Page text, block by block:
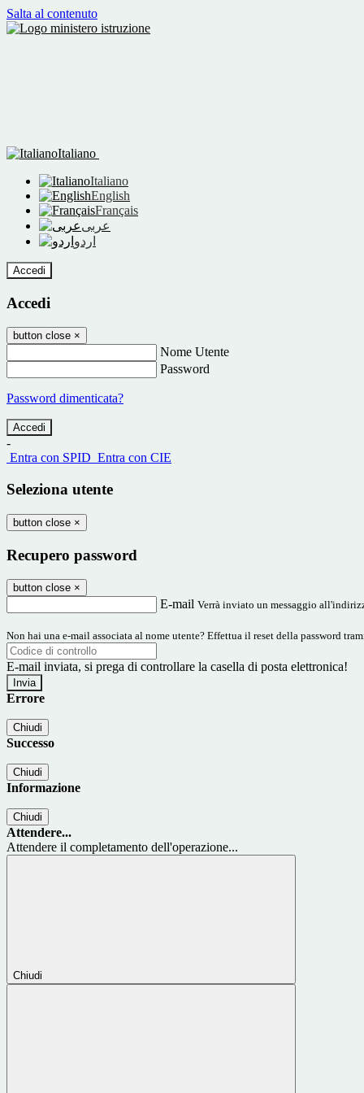
Salta al contenuto
Italiano
Italiano
English
Français
عربى
اردو
Accedi
Accedi
button close ×
Nome Utente
Password
Password dimenticata?
-
Entra con SPID Entra con CIE
Seleziona utente
button close ×
Recupero password
button close ×
E-mail Verrà inviato un messaggio
Non hai una e-mail associata al nome utente? Effettua il reset della password
E-mail inviata, si prega di controllare la casella di posta elettronica!
Errore
Chiudi
Successo
Chiudi
Informazione
Chiudi
Attendere...
Attendere il completamento dell'operazione...
Chiudi